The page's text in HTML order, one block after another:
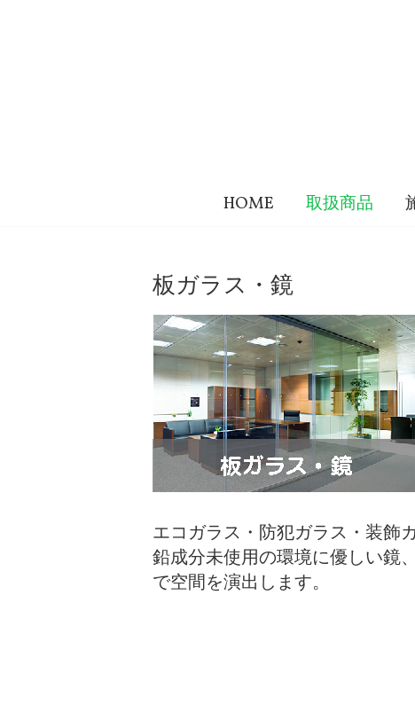
okato
会
社
岡
藤
硝
子
HOME 取扱商品
板ガラス・鏡
エコガラス・防犯ガラス・装飾
鉛成分未使用の環境に優しい鏡
で空間を演出します。